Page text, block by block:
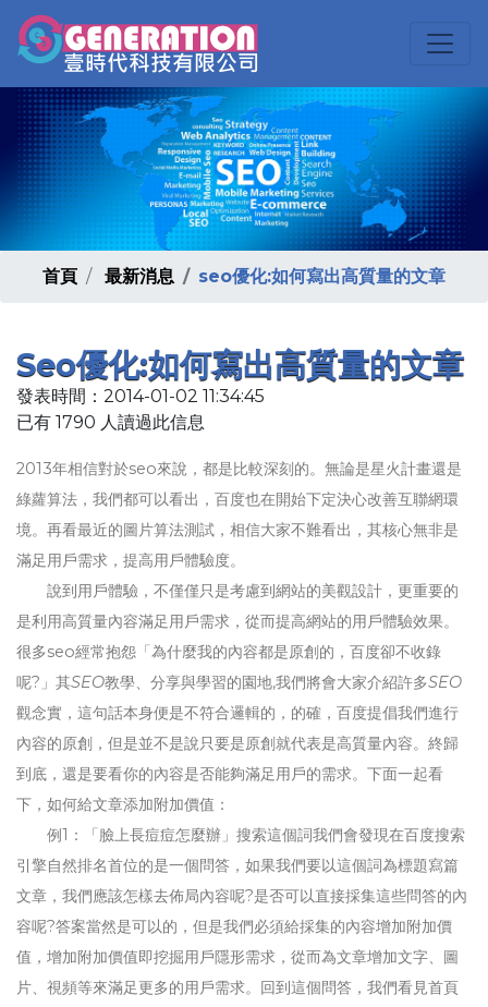
首頁 最新消息 seo優化:如何寫出高質量的文章
Seo優化:如何寫出高質量的文章
發表時間：2014-01-02 11:34:45
已有 1790 人讀過此信息
2013年相信對於seo來說，都是比較深刻的。無論是星火計畫還是
綠蘿算法，我們都可以看出，百度也在開始下定決心改善互聯網環
境。再看最近的圖片算法測試，相信大家不難看出，其核心無非是
滿足用戶需求，提高用戶體驗度。
說到用戶體驗，不僅僅只是考慮到網站的美觀設計，更重要的
是利用高質量內容滿足用戶需求，從而提高網站的用戶體驗效果。
很多seo經常抱怨「為什麼我的內容都是原創的，百度卻不收錄
呢?」其SEO教學、分享與學習的園地,我們將會大家介紹許多SEO
觀念實，這句話本身便是不符合邏輯的，的確，百度提倡我們進行
內容的原創，但是並不是說只要是原創就代表是高質量內容。終歸
到底，還是要看你的內容是否能夠滿足用戶的需求。下面一起看
下，如何給文章添加附加價值：
例1：「臉上長痘痘怎麼辦」搜索這個詞我們會發現在百度搜索
引擎自然排名首位的是一個問答，如果我們要以這個詞為標題寫篇
文章，我們應該怎樣去佈局內容呢?是否可以直接採集這些問答的內
容呢?答案當然是可以的，但是我們必須給採集的內容增加附加價
值，增加附加價值即挖掘用戶隱形需求，從而為文章增加文字、圖
片、視頻等來滿足更多的用戶需求。回到這個問答，我們看見首頁